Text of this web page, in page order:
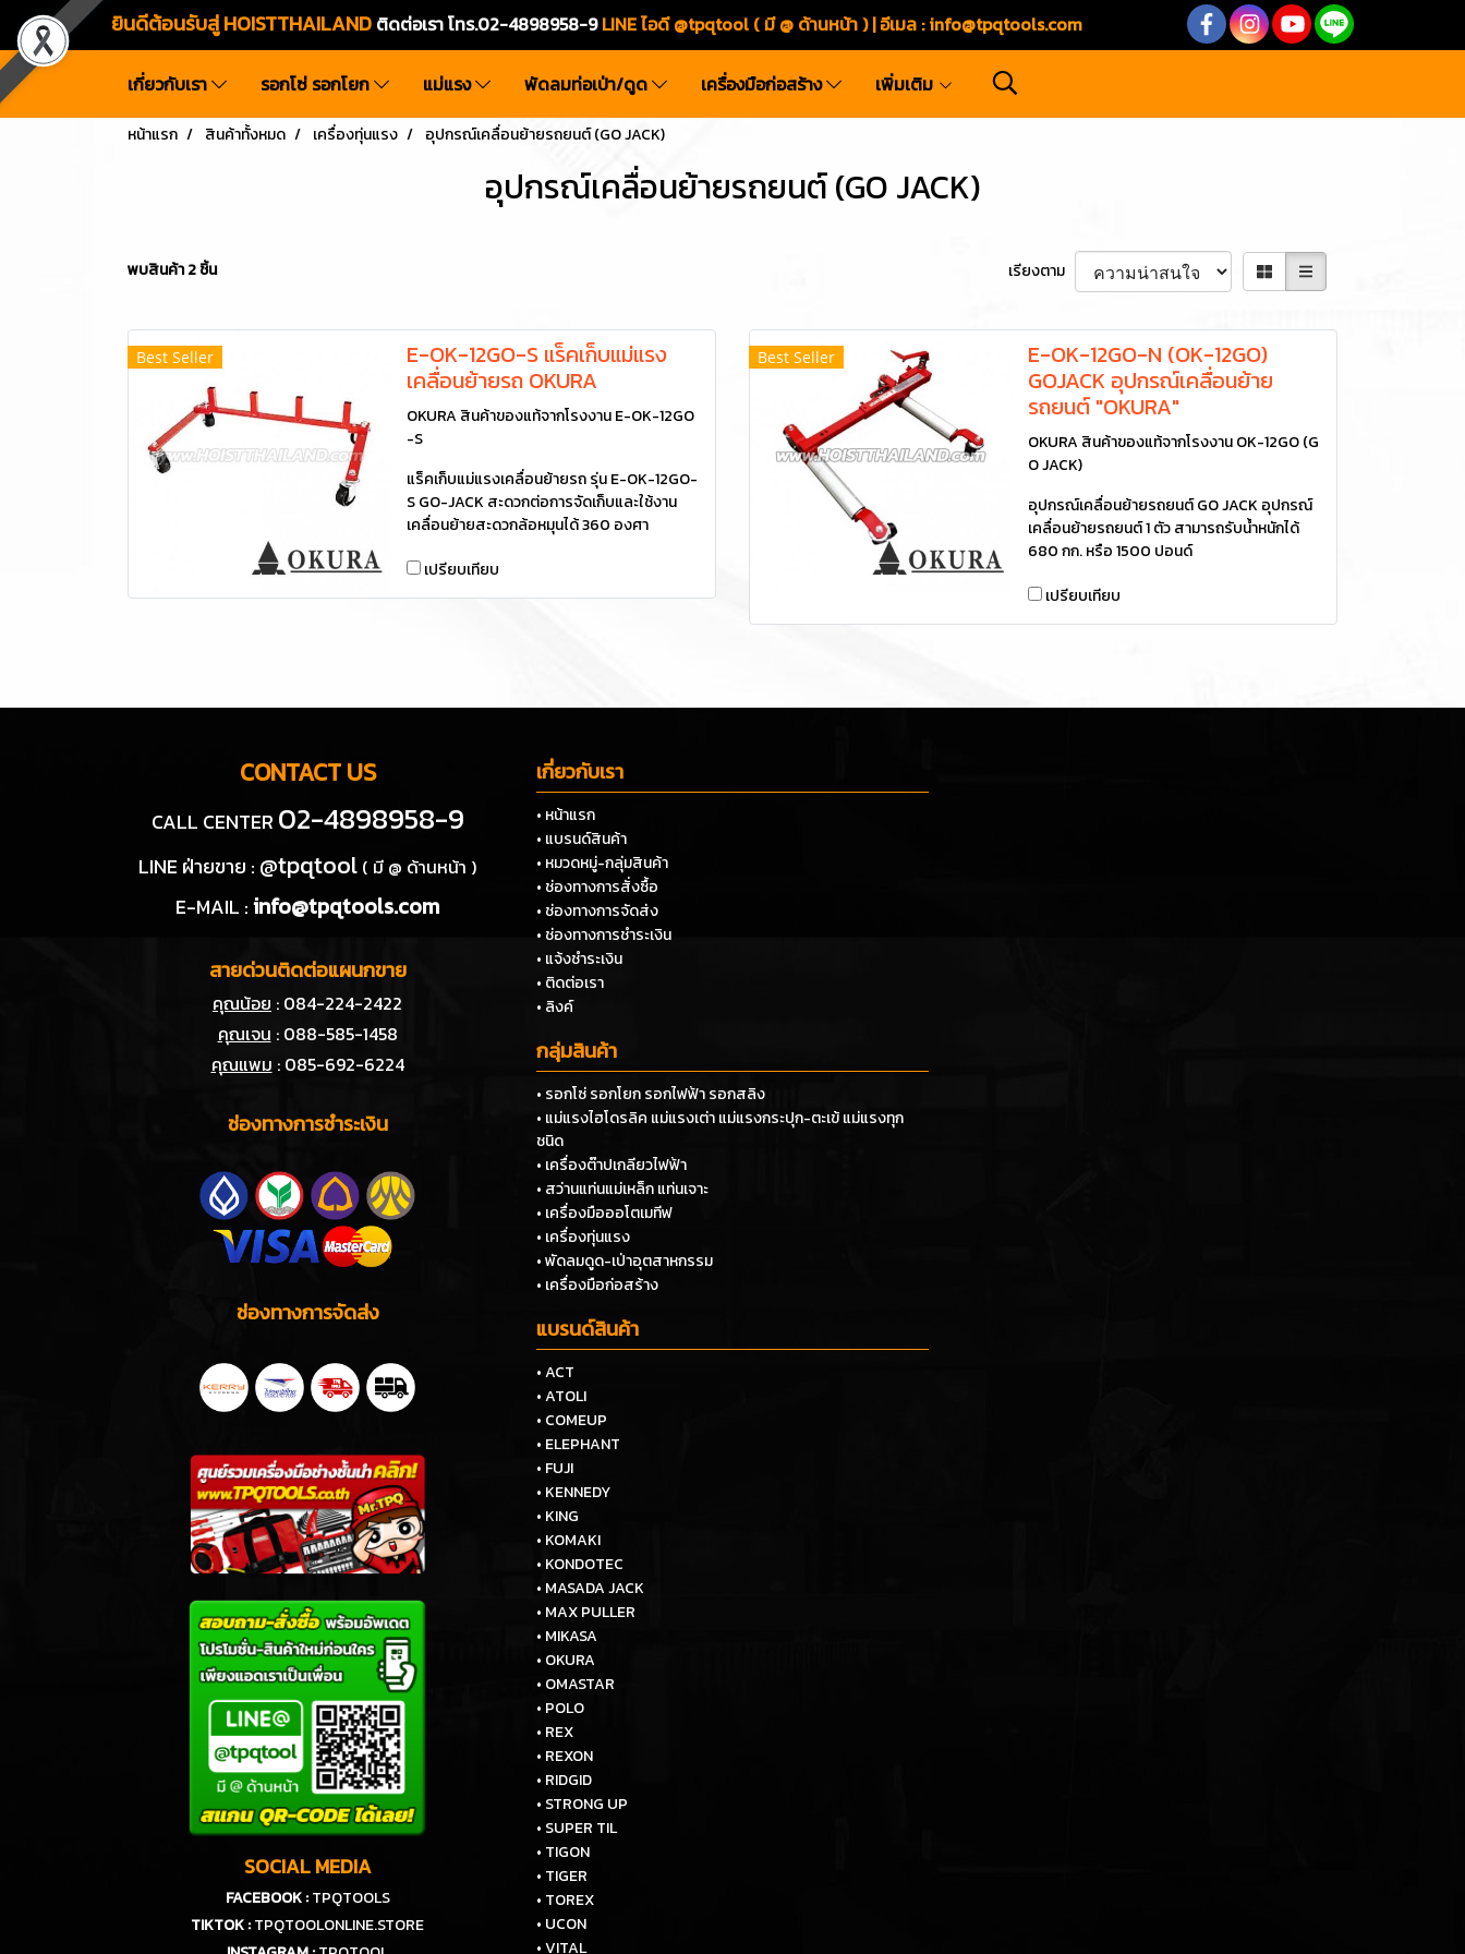
ยินดีต้อนรับสู่ HOISTTHAILAND ติดต่อเรา โทร.02-4898958-9LINE ไอดี @tpqtool ( มี @ ด้านหน้า ) | อีเมล :info@tpqtools.com
เกี่ยวกับเรา รอกโซ่ รอกโยก แม่แรง พัดลมท่อเป่า/ดูด เครื่องมือก่อสร้าง เพิ่มเติม
หน้าแรก สินค้าทั้งหมด เครื่องทุ่นแรง อุปกรณ์เคลื่อนย้ายรถยนต์ (GO JACK)
อุปกรณ์เคลื่อนย้ายรถยนต์ (GO JACK)
พบสินค้า 2 ชิ้น เรียงตาม
Best Seller
E-OK-12GO-S แร็คเก็บแม่แรง
เคลื่อนย้ายรถ OKURA
OKURA สินค้าของแท้จากโรงงาน E-OK-12GO
-S
แร็คเก็บแม่แรงเคลื่อนย้ายรถ รุ่น E-OK-12GO-
S GO-JACK สะดวกต่อการจัดเก็บและใช้งาน
เคลื่อนย้ายสะดวกล้อหมุนได้ 360 องศา
เปรียบเทียบ
Best Seller
E-OK-12GO-N (OK-12GO)
GOJACK อุปกรณ์เคลื่อนย้าย
รถยนต์ "OKURA"
OKURA สินค้าของแท้จากโรงงาน OK-12GO (G
O JACK)
อุปกรณ์เคลื่อนย้ายรถยนต์ GO JACK อุปกรณ์
เคลื่อนย้ายรถยนต์ 1 ตัว สามารถรับน้ำหนักได้
680 กก. หรือ 1500 ปอนด์
เปรียบเทียบ
CONTACT US
CALL CENTER 02-4898958-9
LINE ฝ่ายขาย : @tpqtool ( มี @ ด้านหน้า )
E-MAIL :info@tpqtools.com
สายด่วนติดต่อแผนกขาย
คุณน้อย : 084-224-2422
คุณเจน : 088-585-1458
คุณแพม : 085-692-6224
ช่องทางการชำระเงิน
ช่องทางการจัดส่ง
SOCIAL MEDIA
FACEBOOK : TPQTOOLS
TIKTOK :TPQTOOLONLINE.STORE
เกี่ยวกับเรา
• หน้าแรก
• แบรนด์สินค้า
• หมวดหมู่-กลุ่มสินค้า
• ช่องทางการสั่งซื้อ
• ช่องทางการจัดส่ง
• ช่องทางการชำระเงิน
• แจ้งชำระเงิน
• ติดต่อเรา
• ลิงค์
กลุ่มสินค้า
• รอกโซ่ รอกโยก รอกไฟฟ้า รอกสลิง
• แม่แรงไฮโดรลิค แม่แรงเต่า แม่แรงกระปุก-ตะเข้ แม่แรงทุก
ชนิด
• เครื่องต๊าปเกลียวไฟฟ้า
• สว่านแท่นแม่เหล็ก แท่นเจาะ
• เครื่องมือออโตเมทีฟ
• เครื่องทุ่นแรง
• พัดลมดูด-เป่าอุตสาหกรรม
• เครื่องมือก่อสร้าง
แบรนด์สินค้า
• ACT
• ATOLI
• COMEUP
• ELEPHANT
• FUJI
• KENNEDY
• KING
• KOMAKI
• KONDOTEC
• MASADA JACK
• MAX PULLER
• MIKASA
• OKURA
• OMASTAR
• POLO
• REX
• REXON
• RIDGID
• STRONG UP
• SUPER TIL
• TIGON
• TIGER
• TOREX
• UCON
• VITAL